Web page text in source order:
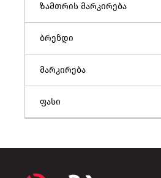
ზამთრის მარკირება
ბრენდი
მარკირება
ფასი